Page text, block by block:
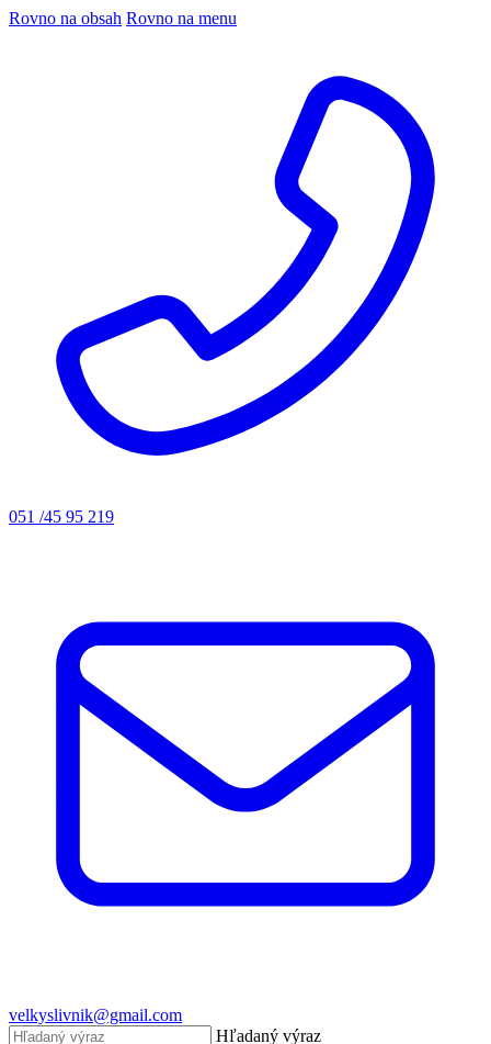
Rovno na obsah Rovno na menu
051 /45 95 219
velkyslivnik@gmail.com
Hľadaný výraz